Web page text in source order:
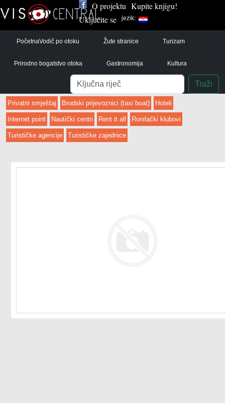
O projektu Kupite knjigu!
Uključite se
jezik:
PočetnaVodič po otoku Žute stranice Turizam
Prirodno bogatstvo otoka Gastronomija Kultura
Pretraga
Traži
Privatni smještaj Brodski prijevoznici (taxi boat) Hoteli
Internet point Nautički centri Rent it all Ronilački klubovi
Turističke agencije Turističke zajednice